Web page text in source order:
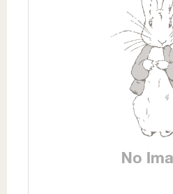
住宅ロー
ンシミュ
レーショ
周辺相場
検索
売却ガイ
ド